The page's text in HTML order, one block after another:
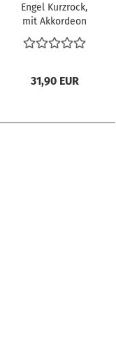
Engel Kurzrock,
mit Akkordeon
31,90 EUR